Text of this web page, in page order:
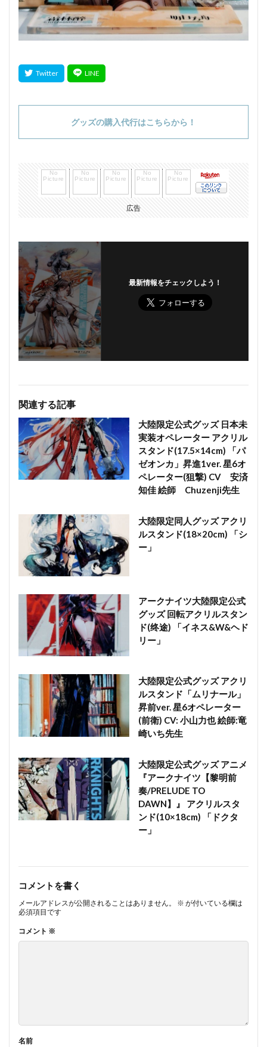
グッズの購入代行はこちらから！
広告
最新情報をチェックしよう！
関連する記事
大陸限定公式グッズ 日本未
実装オペレーター アクリル
スタンド(17.5×14cm) 「パ
ゼオンカ」昇進1ver. 星6オ
ペレーター(狙撃) CV 安済
知佳 絵師 Chuzenji先生
大陸限定同人グッズ アクリ
ルスタンド(18×20cm) 「シ
ー」
アークナイツ大陸限定公式
グッズ 回転アクリルスタン
ド(终途) 「イネス&W&ヘド
リー」
大陸限定公式グッズ アクリ
ルスタンド「ムリナール」
昇前ver. 星6オペレーター
(前衛) CV: 小山力也 絵師:竜
崎いち先生
大陸限定公式グッズ アニメ
『アークナイツ【黎明前
奏/PRELUDE TO
DAWN】』 アクリルスタ
ンド(10×18cm) 「ドクタ
ー」
コメントを書く
メールアドレスが公開されることはありません。 ※ が付いている欄は
必須項目です
コメント ※
名前